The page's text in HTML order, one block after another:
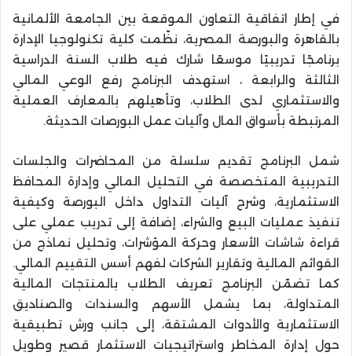
في إطار اتفاقية التعاون الموقعة بين الجامعة الألمانية
بالقاهرة والبورصة المصرية، نظّمت كلية تكنولوجيا الإدارة
برنامجًا تدريبيًا موسعًا شارك فيه طلاب السنة الدراسية
الثالثة والرابعة ، استهدف البرنامج رفع الوعي المالي
والاستثماري لدى الطلاب، وتأهيلهم بالمعارف العملية
المرتبطة بأسواق المال وآليات عمل البورصات الحديثة.
شمل البرنامج تقديم سلسلة من المحاضرات والجلسات
التدريبية المتخصصة في التحليل المالي وإدارة المحافظ
الاستثمارية، وشرح آليات التداول داخل البورصة وكيفية
تنفيذ عمليات البيع والشراء، إضافة إلى تدريب عملي على
قراءة شاشات الأسعار وحركة المؤشرات، وتحليل نماذج من
القوائم المالية وتقارير الشركات لفهم أسس التقييم المالي.
كما تضمّن البرنامج تعريف الطلاب بالمنتجات المالية
المتداولة، بما يشمل الأسهم والسندات والصناديق
الاستثمارية والأدوات المشتقة، إلى جانب ورش تطبيقية
حول إدارة المخاطر واستراتيجيات الاستثمار قصير وطويل